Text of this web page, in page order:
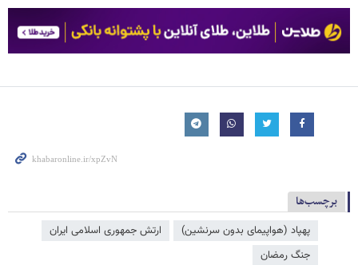
برچسب‌ها
پهپاد (هواپیمای بدون سرنشین)
ارتش جمهوری اسلامی ایران
جنگ رمضان